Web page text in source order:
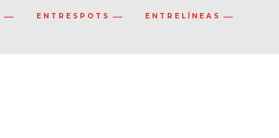
ENTRESPOTS ENTRELÍNEAS